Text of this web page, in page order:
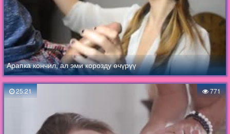
Арапка кончил, ал эми корозду өчүрүү
25:21 771